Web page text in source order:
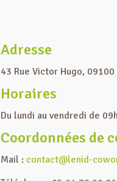
Adresse
43 Rue Victor Hugo, 09100
Horaires
Du lundi au vendredi de
Coordonnées de
Mail : contact@lenid-